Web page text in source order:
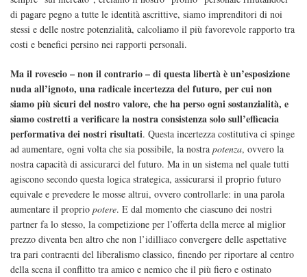
di pagare pegno a tutte le identità ascrittive, siamo imprenditori di noi
stessi e delle nostre potenzialità, calcoliamo il più favorevole rapporto tra
costi e benefici persino nei rapporti personali.
Ma il rovescio – non il contrario – di questa libertà è un’esposizione
nuda all’ignoto, una radicale incertezza del futuro, per cui non
siamo più sicuri del nostro valore, che ha perso ogni sostanzialità, e
siamo costretti a verificare la nostra consistenza solo sull’efficacia
performativa dei nostri risultati. Questa incertezza costitutiva ci spinge
ad aumentare, ogni volta che sia possibile, la nostra potenza, ovvero la
nostra capacità di assicurarci del futuro. Ma in un sistema nel quale tutti
agiscono secondo questa logica strategica, assicurarsi il proprio futuro
equivale e prevedere le mosse altrui, ovvero controllarle: in una parola
aumentare il proprio potere. E dal momento che ciascuno dei nostri
partner fa lo stesso, la competizione per l’offerta della merce al miglior
prezzo diventa ben altro che non l’idilliaco convergere delle aspettative
tra pari contraenti del liberalismo classico, finendo per riportare al centro
della scena il conflitto tra amico e nemico che il più fiero e ostinato